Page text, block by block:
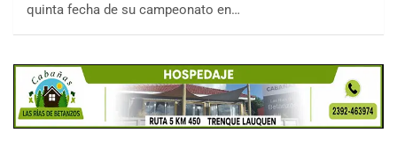
quinta fecha de su campeonato en…